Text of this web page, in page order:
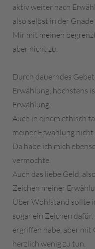
aktiv weiter nach
also selbst in der
Mir mit meinen
aber nicht zu.
Durch dauerndes
Erwählung; höchstens
Erwählung.
Auch in einem ethisch
meiner Erwählung nicht
Da habe ich mich
vermochte.
Auch das liebe Geld,
Zeichen meiner
Über Wohlstand sollte
sogar ein Zeichen
ergriffen habe, aber
herzlich wenig zu tun.